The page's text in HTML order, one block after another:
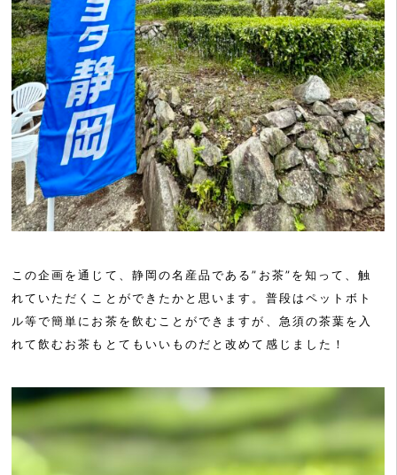
この企画を通じて、静岡の名産品である”お茶”を知って、触
れていただくことができたかと思います。普段はペットボト
ル等で簡単にお茶を飲むことができますが、急須の茶葉を入
れて飲むお茶もとてもいいものだと改めて感じました！